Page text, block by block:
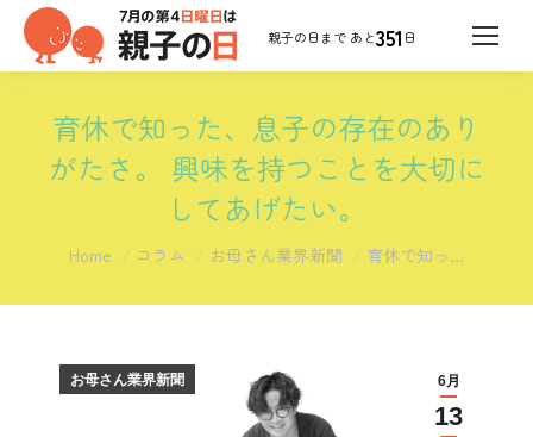
351 日
育休で知った、息子の存在のあり
がたさ。 興味を持つことを大切に
してあげたい。
You are here:
Home コラム お母さん業界新聞 育休で知っ…
6月
13
お母さん業界新聞